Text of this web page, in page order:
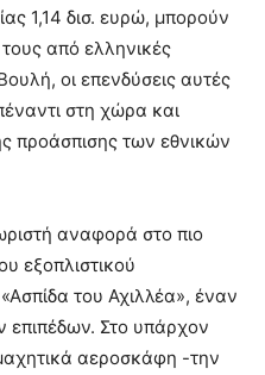
1,14 δισ. ευρώ, μπορούν
από ελληνικές
οι επενδύσεις αυτές
στη χώρα και
προάσπισης των εθνικών
αναφορά στο πιο
εξοπλιστικού
του Αχιλλέα», έναν
Στο υπάρχον
αεροσκάφη -την